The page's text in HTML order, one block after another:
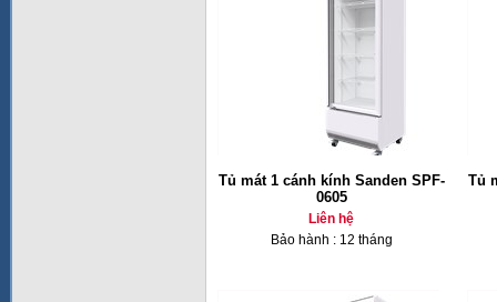
Tủ mát 1 cánh kính Sanden SPF-
0605
Liên hệ
Bảo hành : 12 tháng
Tủ